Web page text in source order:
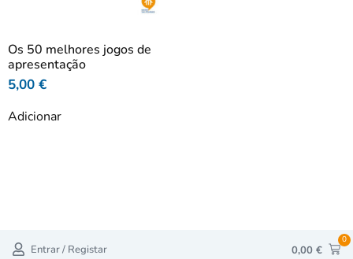
Os 50 melhores jogos de
apresentação
5,00 €
Adicionar
Entrar / Registar 0,00 €
0